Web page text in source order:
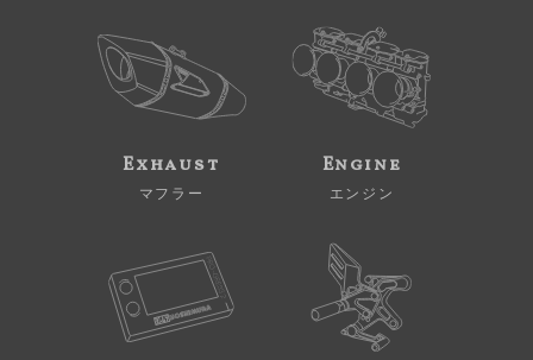
Exhaust
マフラー
Engine
エンジン